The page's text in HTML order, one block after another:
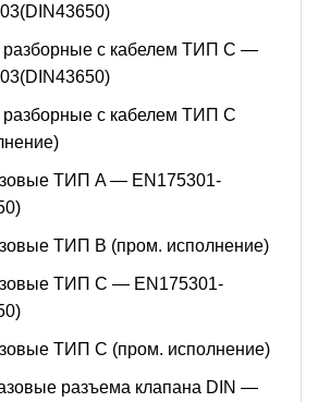
с кабелем ТИП C —
с кабелем ТИП C
ТИП A — EN175301-
ТИП В (пром. исполнение)
ТИП C — EN175301-
ТИП C (пром. исполнение)
разъема клапана DIN —